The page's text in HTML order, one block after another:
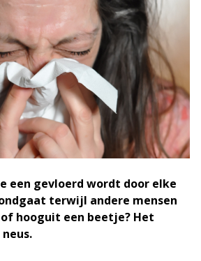
een gevloerd wordt door elke
terwijl andere mensen
hooguit een beetje? Het